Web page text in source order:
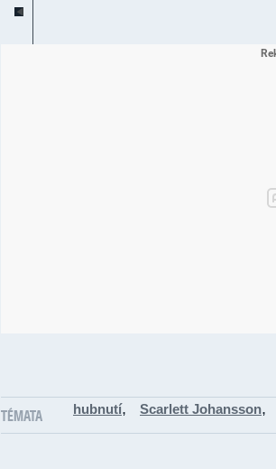
TÉMATA hubnutí, Scarlett Johansson,